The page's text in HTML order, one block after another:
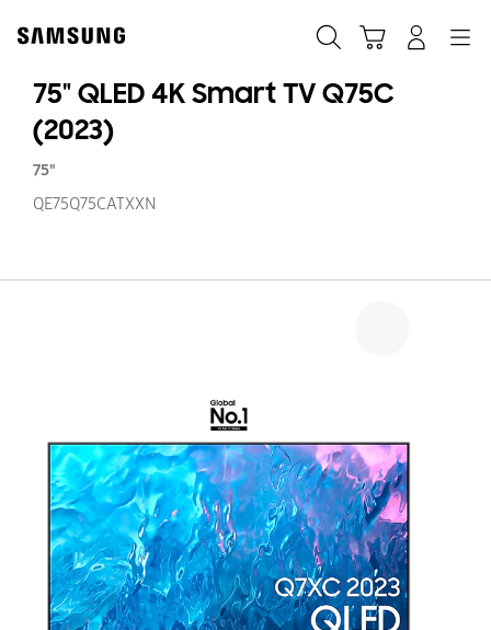
content
75" QLED 4K Smart TV Q75C
(2023)
75"
QE75Q75CATXXN